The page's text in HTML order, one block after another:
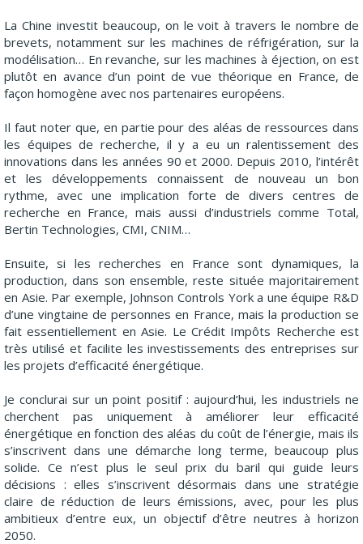
La Chine investit beaucoup, on le voit à travers le nombre de
brevets, notamment sur les machines de réfrigération, sur la
modélisation… En revanche, sur les machines à éjection, on est
plutôt en avance d’un point de vue théorique en France, de
façon homogène avec nos partenaires européens.
Il faut noter que, en partie pour des aléas de ressources dans
les équipes de recherche, il y a eu un ralentissement des
innovations dans les années 90 et 2000. Depuis 2010, l’intérêt
et les développements connaissent de nouveau un bon
rythme, avec une implication forte de divers centres de
recherche en France, mais aussi d’industriels comme Total,
Bertin Technologies, CMI, CNIM…
Ensuite, si les recherches en France sont dynamiques, la
production, dans son ensemble, reste située majoritairement
en Asie. Par exemple, Johnson Controls York a une équipe R&D
d’une vingtaine de personnes en France, mais la production se
fait essentiellement en Asie. Le Crédit Impôts Recherche est
très utilisé et facilite les investissements des entreprises sur
les projets d’efficacité énergétique.
Je conclurai sur un point positif : aujourd’hui, les industriels ne
cherchent pas uniquement à améliorer leur efficacité
énergétique en fonction des aléas du coût de l’énergie, mais ils
s’inscrivent dans une démarche long terme, beaucoup plus
solide. Ce n’est plus le seul prix du baril qui guide leurs
décisions : elles s’inscrivent désormais dans une stratégie
claire de réduction de leurs émissions, avec, pour les plus
ambitieux d’entre eux, un objectif d’être neutres à horizon
2050.